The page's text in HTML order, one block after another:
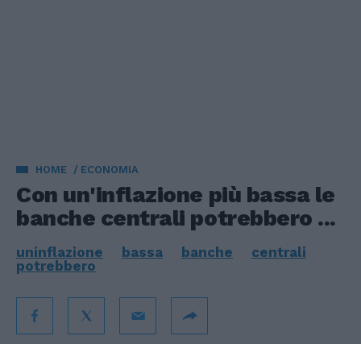
HOME ECONOMIA
Con un'inflazione più bassa le
banche centrali potrebbero ...
uninflazione bassa banche
centrali
potrebbero